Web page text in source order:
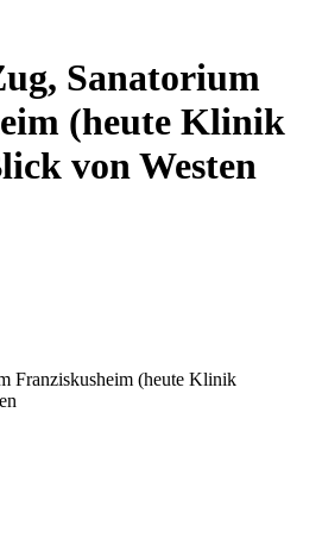
Sanatorium
(heute Klinik
von Westen
Franziskusheim (heute Klinik